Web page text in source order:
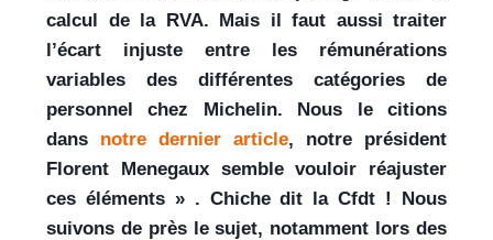
calcul de la RVA. Mais il faut aussi traiter
l’écart injuste entre les rémunérations
variables des différentes catégories de
personnel chez Michelin. Nous le citions
dans notre dernier article, notre président
Florent Menegaux semble vouloir réajuster
ces éléments » . Chiche dit la Cfdt ! Nous
suivons de près le sujet, notamment lors des